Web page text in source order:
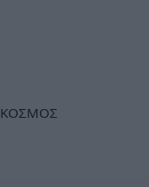
ΚΟΣΜΟΣ